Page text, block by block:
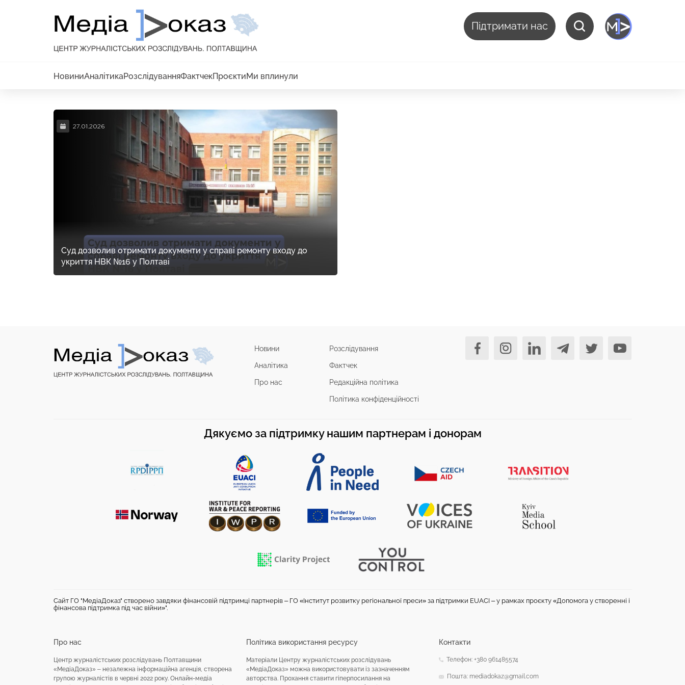
Підтримати нас
НовиниАналітикаРозслідуванняФактчекПроєктиМи вплинули
27.01.2026
Суд дозволив отримати документи у справі ремонту входу до
укриття НВК №16 у Полтаві
Новини
Аналітика
Про нас
Розслідування
Фактчек
Редакційна політика
Політика конфіденційності
Дякуємо за підтримку нашим партнерам і донорам
Сайт ГО "МедіаДоказ" створено завдяки фінансовій підтримці партнерів – ГО «Інститут розвитку регіональної преси» за підтримки EUACI – у рамках проєкту «Допомога у створенні і
фінансова підтримка під час війни»".
Про нас
Центр журналістських розслідувань Полтавщини
«МедіаДоказ» – незалежна інформаційна агенція, створена
групою журналістів в червні 2022 року. Онлайн-медіа
Політика використання ресурсу
Матеріали Центру журналістських розслідувань
«МедіаДоказ» можна використовувати із зазначенням
авторства. Прохання ставити гіперпосилання на
Контакти
Телефон: +380 961485574
Пошта: mediadokaz@gmail.com